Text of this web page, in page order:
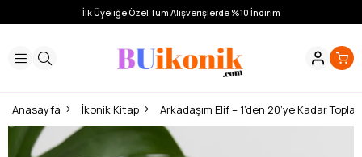
İlk Üyeliğe Özel Tüm Alışverişlerde %10 İndirim
Anasayfa İkonik Kitap Arkadaşım Elif – 1’den 20’ye Kadar